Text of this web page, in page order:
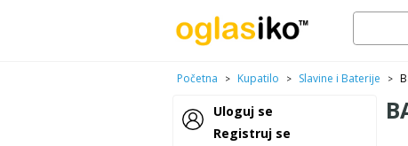
Početna > Kupatilo > Slavine i Baterije >
Uloguj se
Registruj se